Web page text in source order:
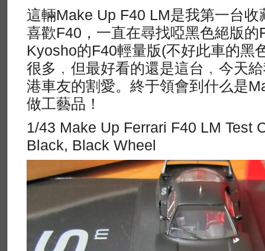
這輛Make Up F40 LM是我第一台
喜歡F40，一直在尋找啞黑色絕版
Kyosho的F40輕量版(不好此車的黑
很多﹐但最好看的還是這台﹐今天
港車友的割愛。終于領會到什么是
做工藝品！
1/43 Make Up Ferrari F40 LM Test
Black, Black Wheel